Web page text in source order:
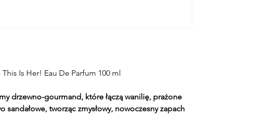
Is Her! Eau De Parfum 100 ml
drzewno-gourmand, które łączą wanilię, prażone
sandałowe, tworząc zmysłowy, nowoczesny zapach